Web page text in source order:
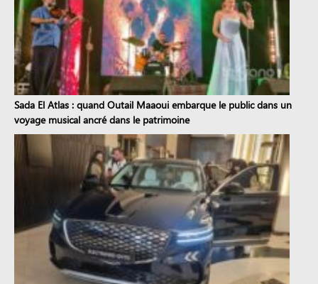
Sada El Atlas : quand Outail Maaoui embarque le public dans un
voyage musical ancré dans le patrimoine